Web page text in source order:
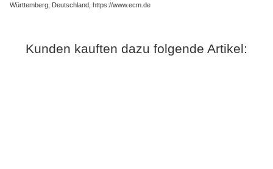
Württemberg, Deutschland, https://www.ecm.de
Kunden kauften dazu folgende Artikel: